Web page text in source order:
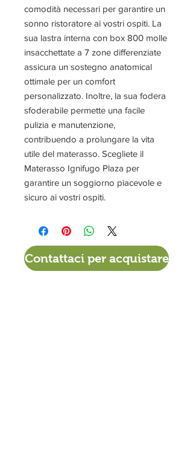
comodità necessari per garantire un
sonno ristoratore ai vostri ospiti. La
sua lastra interna con box 800 molle
insacchettate a 7 zone differenziate
assicura un sostegno anatomical
ottimale per un comfort
personalizzato. Inoltre, la sua fodera
sfoderabile permette una facile
pulizia e manutenzione,
contribuendo a prolungare la vita
utile del materasso. Scegliete il
Materasso Ignifugo Plaza per
garantire un soggiorno piacevole e
sicuro ai vostri ospiti.
Contattaci per acquistare